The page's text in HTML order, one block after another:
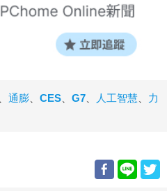
通膨 CES G7 人工智慧
力